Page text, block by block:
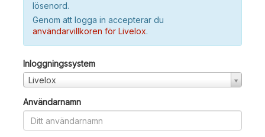
lösenord.
Genom att logga in accepterar du
användarvillkoren för Livelox.
Inloggningssystem
Livelox
Användarnamn